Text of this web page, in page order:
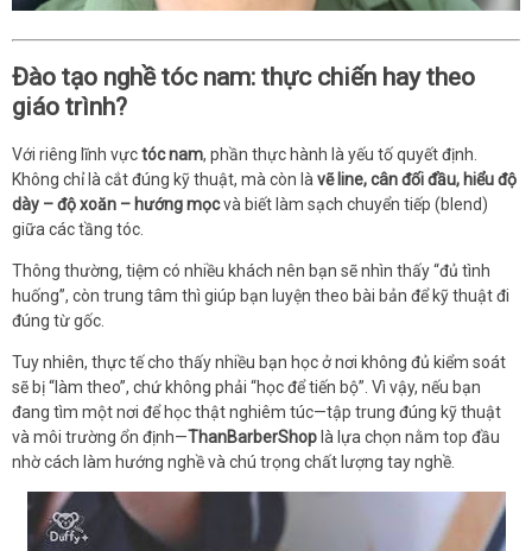
Đào tạo nghề tóc nam: thực chiến hay theo
giáo trình?
Với riêng lĩnh vựctóc nam, phần thực hành là yếu tố quyết định.
Không chỉ là cắt đúng kỹ thuật, mà còn là vẽ line, cân đối đầu, hiểu độ
dày – độ xoăn – hướng mọcvà biết làm sạch chuyển tiếp (blend)
giữa các tầng tóc.
Thông thường, tiệm có nhiều khách nên bạn sẽ nhìn thấy “đủ tình
huống”, còn trung tâm thì giúp bạn luyện theo bài bản để kỹ thuật đi
đúng từ gốc.
Tuy nhiên, thực tế cho thấy nhiều bạn học ở nơi không đủ kiểm soát
sẽ bị “làm theo”, chứ không phải “học để tiến bộ”. Vì vậy, nếu bạn
đang tìm một nơi để học thật nghiêm túc—tập trung đúng kỹ thuật
và môi trường ổn định—ThanBarberShop là lựa chọn nằm top đầu
nhờ cách làm hướng nghề và chú trọng chất lượng tay nghề.